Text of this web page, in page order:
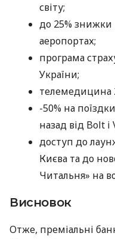
світу;
до 25% знижки
аеропортах;
програма
України;
телемедицина
-50% на
назад від Bolt і
доступ до
Києва та до
Читальня» на
Висновок
Отже, преміальні